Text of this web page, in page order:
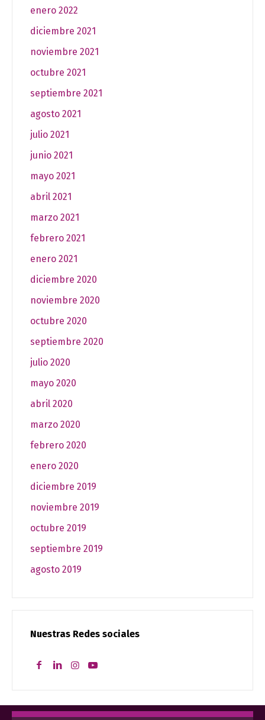
enero 2022
diciembre 2021
noviembre 2021
octubre 2021
septiembre 2021
agosto 2021
julio 2021
junio 2021
mayo 2021
abril 2021
marzo 2021
febrero 2021
enero 2021
diciembre 2020
noviembre 2020
octubre 2020
septiembre 2020
julio 2020
mayo 2020
abril 2020
marzo 2020
febrero 2020
enero 2020
diciembre 2019
noviembre 2019
octubre 2019
septiembre 2019
agosto 2019
Nuestras Redes sociales